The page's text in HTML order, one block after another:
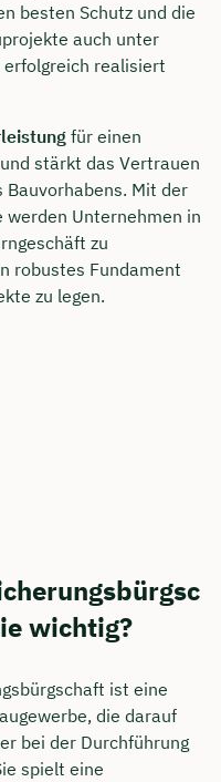
besten Schutz und die
auch unter
erfolgreich realisiert
für einen
stärkt das Vertrauen
Mit der
Unternehmen in
zu
robustes Fundament
zu legen.
wichtig?
ist eine
die darauf
bei der Durchführung
spielt eine